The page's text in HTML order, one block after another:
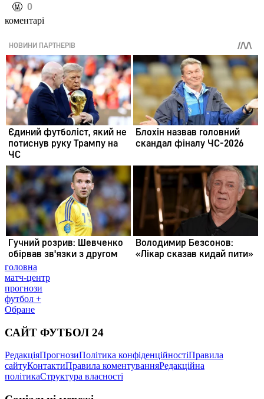
️🤬 0
коментарі
головна
матч-центр
прогнози
футбол +
Обране
САЙТ ФУТБОЛ 24
РедакціяПрогнозиПолітика конфіденційностіПравила
сайтуКонтактиПравила коментуванняРедакційна
політикаСтруктура власності